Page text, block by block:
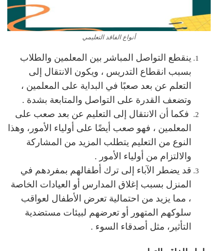
أنواع الفاقد التعليمي
ينقطع التواصل المباشر بين المعلمين والطلاب
بسبب انقطاع التدريس ، ويكون الانتقال إلى
التعلم عن بعد صعبًا في البداية على المعلمين ،
وتضعف القدرة على التواصل والمتابعة بشدة .
فكما أن الانتقال إلى التعليم عن بعد صعب على
المعلمين ، فهو صعب أيضًا على أولياء الأمور، وهذا
النوع من التعليم يتطلب المزيد من المشاركة
والالتزام من أولياء الأمور .
قد يضطر الآباء إلى ترك أطفالهم بمفردهم في
المنزل بسبب إغلاق المدارس أو العيادات الخاصة
، مما يزيد من احتمالية تعرض الأطفال لعواقب
سلوكهم المتهور أو تعرضهم لبيئات مستضدية
التأثير، مثل أصدقاء السوء .